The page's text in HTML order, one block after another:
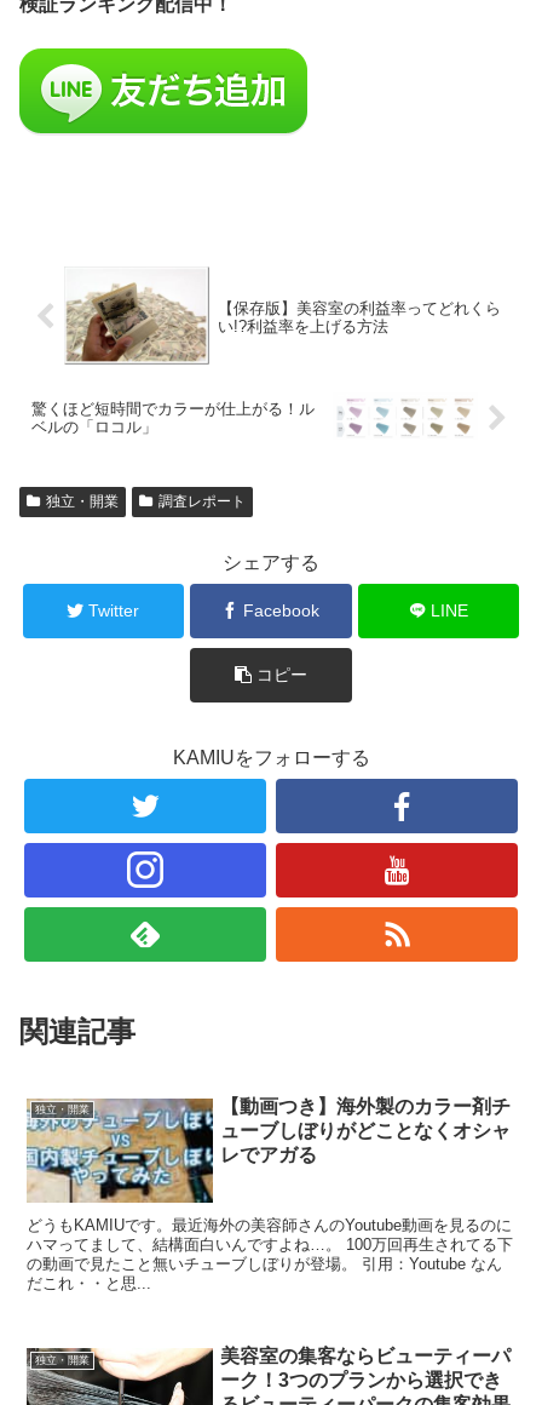
【保存版】美容室の利益率ってどれくら
い!?利益率を上げる方法
驚くほど短時間でカラーが仕上がる！ル
ベルの「ロコル」
独立・開業 調査レポート
シェアする
Twitter Facebook LINE
コピー
KAMIUをフォローする
関連記事
独立・開業
【動画つき】海外製のカラー剤チ
ューブしぼりがどことなくオシャ
レでアガる
どうもKAMIUです。最近海外の美容師さんのYoutube動画を見るのに
ハマってまして、結構面白いんですよね…。 100万回再生されてる下
の動画で見たこと無いチューブしぼりが登場。 引用：Youtube なん
だこれ・・と思...
独立・開業
美容室の集客ならビューティーパ
ーク！3つのプランから選択でき